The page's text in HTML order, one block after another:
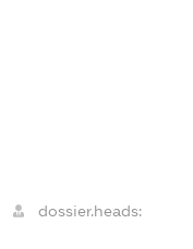
dossier.heads: